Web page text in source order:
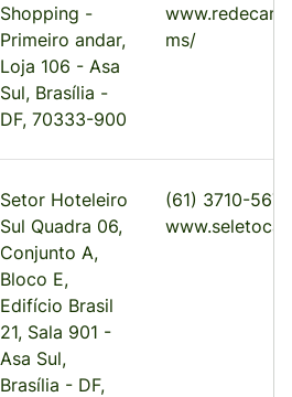
Shopping -
Primeiro andar,
Loja 106 - Asa
Sul, Brasília -
DF, 70333-900
ms/
Setor Hoteleiro
Sul Quadra 06,
Conjunto A,
Bloco E,
Edifício Brasil
21, Sala 901 -
Asa Sul,
Brasília - DF,
(61) 3710-5678